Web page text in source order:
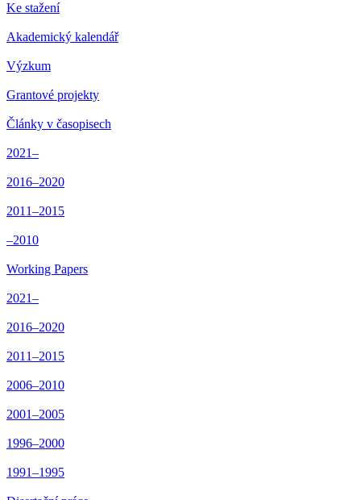
Ke stažení
Akademický kalendář
Výzkum
Grantové projekty
Články v časopisech
2021–
2016–2020
2011–2015
–2010
Working Papers
2021–
2016–2020
2011–2015
2006–2010
2001–2005
1996–2000
1991–1995